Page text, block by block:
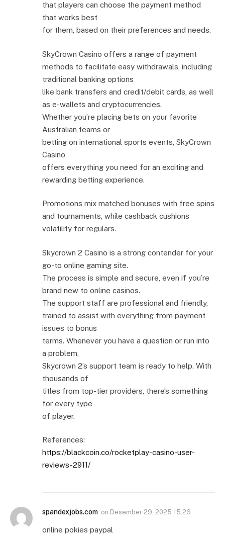
that players can choose the payment method
that works best
for them, based on their preferences and needs.
SkyCrown Casino offers a range of payment
methods to facilitate easy withdrawals, including
traditional banking options
like bank transfers and credit/debit cards, as well
as e-wallets and cryptocurrencies.
Whether you’re placing bets on your favorite
Australian teams or
betting on international sports events, SkyCrown
Casino
offers everything you need for an exciting and
rewarding betting experience.
Promotions mix matched bonuses with free spins
and tournaments, while cashback cushions
volatility for regulars.
Skycrown 2 Casino is a strong contender for your
go-to online gaming site.
The process is simple and secure, even if you’re
brand new to online casinos.
The support staff are professional and friendly,
trained to assist with everything from payment
issues to bonus
terms. Whenever you have a question or run into
a problem,
Skycrown 2’s support team is ready to help. With
thousands of
titles from top-tier providers, there’s something
for every type
of player.
References:
https://blackcoin.co/rocketplay-casino-user-
reviews-2911/
spandexjobs.com on Desember 29, 2025 15:26
online pokies paypal